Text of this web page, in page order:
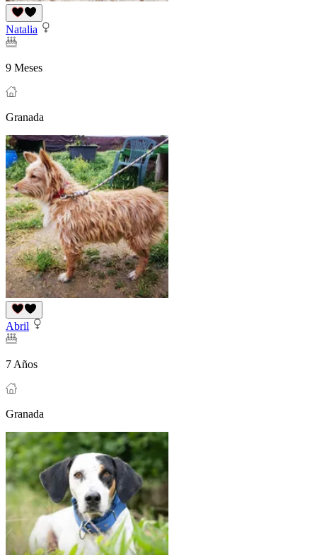
Natalia
9 Meses
Granada
Abril
7 Años
Granada